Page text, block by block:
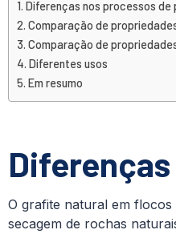
Diferenças nos processos de
Comparação de
Comparação de
Diferentes usos
Em resumo
O grafite natural em
secagem de rochas